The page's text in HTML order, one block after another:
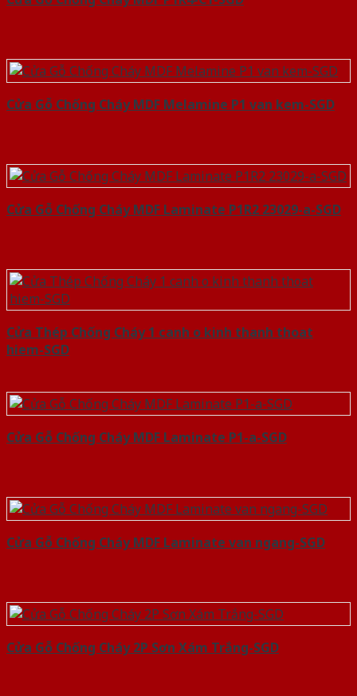
Cửa Gỗ Chống Cháy MDF Melamine P1 van kem-SGD
Cửa Gỗ Chống Cháy MDF Laminate P1R2 23029-a-SGD
Cửa Thép Chống Cháy 1 canh o kinh thanh thoat
hiem-SGD
Cửa Gỗ Chống Cháy MDF Laminate P1-a-SGD
Cửa Gỗ Chống Cháy MDF Laminate van ngang-SGD
Cửa Gỗ Chống Cháy 2P Sơn Xám Trắng-SGD